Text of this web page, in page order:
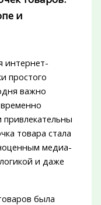
и
интернет-
простого
важно
товара стала
медиа-
и даже
была